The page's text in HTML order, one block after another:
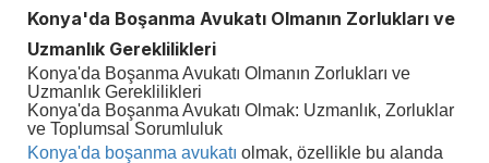
Konya'da Boşanma Avukatı Olmanın Zorlukları ve
Uzmanlık Gereklilikleri
Konya'da Boşanma Avukatı Olmanın Zorlukları ve
Uzmanlık Gereklilikleri
Konya'da Boşanma Avukatı Olmak: Uzmanlık, Zorluklar
ve Toplumsal Sorumluluk
Konya'da boşanma avukatı olmak, özellikle bu alanda